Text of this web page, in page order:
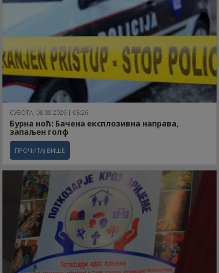
СУБОТА, 08.08.2026 | 08:26
Бурна ноћ: Бачена експлозивна направа,
запаљен голф
ПРОЧИТАЈ ВИШЕ